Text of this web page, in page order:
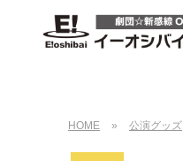
HOME » 公演グッズ